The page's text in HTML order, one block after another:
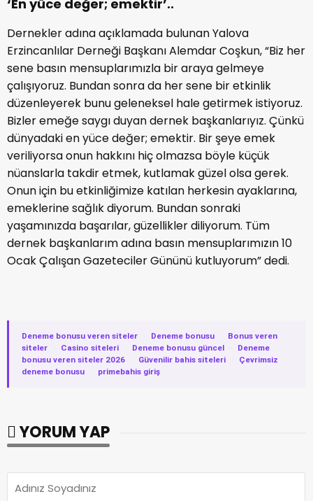
‘En yüce değer; emektir’..
Dernekler adına açıklamada bulunan Yalova
Erzincanlılar Derneği Başkanı Alemdar Coşkun, “Biz her
sene basın mensuplarımızla bir araya gelmeye
çalışıyoruz. Bundan sonra da her sene bir etkinlik
düzenleyerek bunu geleneksel hale getirmek istiyoruz.
Bizler emeğe saygı duyan dernek başkanlarıyız. Çünkü
dünyadaki en yüce değer; emektir. Bir şeye emek
veriliyorsa onun hakkını hiç olmazsa böyle küçük
nüanslarla takdir etmek, kutlamak güzel olsa gerek.
Onun için bu etkinliğimize katılan herkesin ayaklarına,
emeklerine sağlık diyorum. Bundan sonraki
yaşamınızda başarılar, güzellikler diliyorum. Tüm
dernek başkanlarım adına basın mensuplarımızın 10
Ocak Çalışan Gazeteciler Gününü kutluyorum” dedi.
Deneme bonusu veren siteler · Deneme bonusu ·
Bonus veren
siteler
· Casino siteleri · Deneme bonusu güncel ·
Deneme
bonusu veren siteler 2026
· Güvenilir bahis siteleri ·
Çevrimsiz
deneme bonusu
· primebahis giriş
YORUM YAP